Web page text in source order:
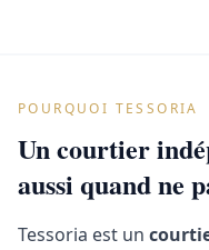
POURQUOI TESSORIA
Un courtier
aussi quand ne
Tessoria est un